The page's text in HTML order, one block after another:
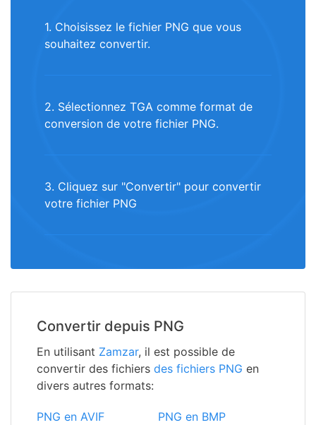
1. Choisissez le fichier PNG que vous
souhaitez convertir.
2. Sélectionnez TGA comme format de
conversion de votre fichier PNG.
3. Cliquez sur "Convertir" pour convertir
votre fichier PNG
Convertir depuis PNG
En utilisant Zamzar, il est possible de
convertir des fichiers des fichiers PNG en
divers autres formats:
PNG en AVIF
PNG en BMP